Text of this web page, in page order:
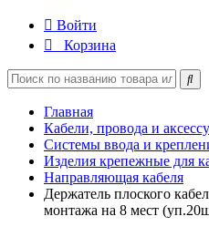
Войти
Корзина
Главная
Кабели, провода и
Системы ввода и
Изделия крепежные для
Направляющая кабеля
Держатель плоского
монтажа на 8 мест